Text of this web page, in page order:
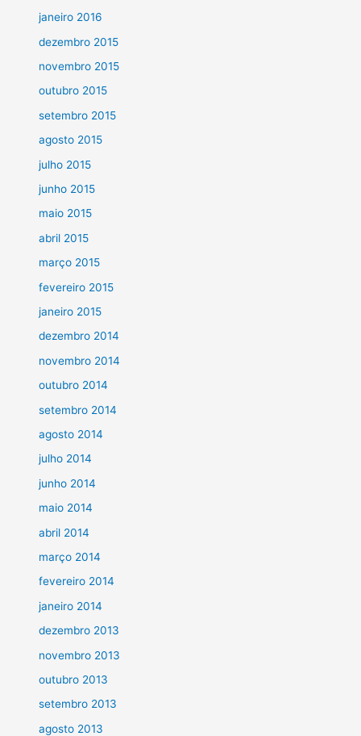
janeiro 2016
dezembro 2015
novembro 2015
outubro 2015
setembro 2015
agosto 2015
julho 2015
junho 2015
maio 2015
abril 2015
março 2015
fevereiro 2015
janeiro 2015
dezembro 2014
novembro 2014
outubro 2014
setembro 2014
agosto 2014
julho 2014
junho 2014
maio 2014
abril 2014
março 2014
fevereiro 2014
janeiro 2014
dezembro 2013
novembro 2013
outubro 2013
setembro 2013
agosto 2013